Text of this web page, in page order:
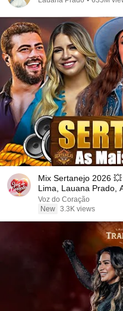
Mix Sertanejo 2026
Lima, Lauana Prado,
Voz do Coração
New 3.3K views